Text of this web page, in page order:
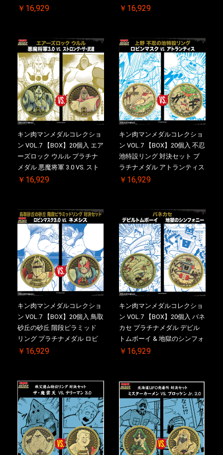
VS. キン肉バスターやぶり ケ
【二次受注分】2026/10/30 一
斉出荷予定
￥16,929
2.0 顎髭 Ver. VS. 光の矢 ケー
【二次受注分】2026/10/30 一
斉出荷予定
￥16,929
キン肉マンメダルコレクショ
ン VOL.7 【BOX】20個入 エア
ーズロック ウルル プラチナ
メダル 悪魔将軍 3.0 VS. スト
ロング・ザ・武道【初回購入
2026/10/30 一斉出荷予定
￥16,929
キン肉マンメダルコレクショ
ン VOL.7 【BOX】20個入 不忍
池特設リング 対決セット プ
ラチナメダル アトランティス
ドライバー VS.ネックカット
メダル(非売品)付
￥16,929
キン肉マンメダルコレクショ
ン VOL.7 【BOX】20個入 鳥取
砂丘の砂丘 階段ピラミッド
リング プラチナメダル ロビ
ンマスク VS.ネメシス 【初回
2026/10/30 一斉出荷予定
￥16,929
キン肉マンメダルコレクショ
ン VOL.7 【BOX】20個入 バネ
カセ プラチナメダル デビル
トムボーイ & 地獄のシンフォ
ニー ケース付き【初回購入特
一斉出荷予定
￥16,929